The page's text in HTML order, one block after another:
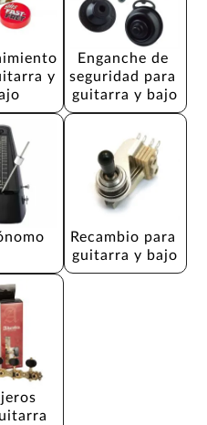
y
Enganche de
seguridad para
guitarra y bajo
Recambio para
guitarra y bajo